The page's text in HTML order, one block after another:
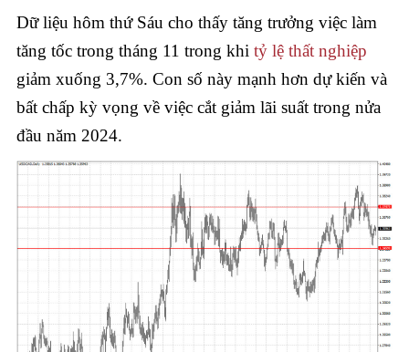
Dữ liệu hôm thứ Sáu cho thấy tăng trưởng việc làm
tăng tốc trong tháng 11 trong khi tỷ lệ thất nghiệp
giảm xuống 3,7%. Con số này mạnh hơn dự kiến và
bất chấp kỳ vọng về việc cắt giảm lãi suất trong nửa
đầu năm 2024.